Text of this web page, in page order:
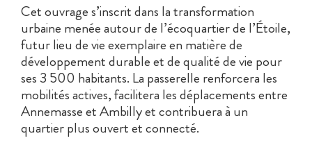
Cet ouvrage s’inscrit dans la transformation
urbaine menée autour de l’écoquartier de l’Étoile,
futur lieu de vie exemplaire en matière de
développement durable et de qualité de vie pour
ses 3 500 habitants. La passerelle renforcera les
mobilités actives, facilitera les déplacements entre
Annemasse et Ambilly et contribuera à un
quartier plus ouvert et connecté.